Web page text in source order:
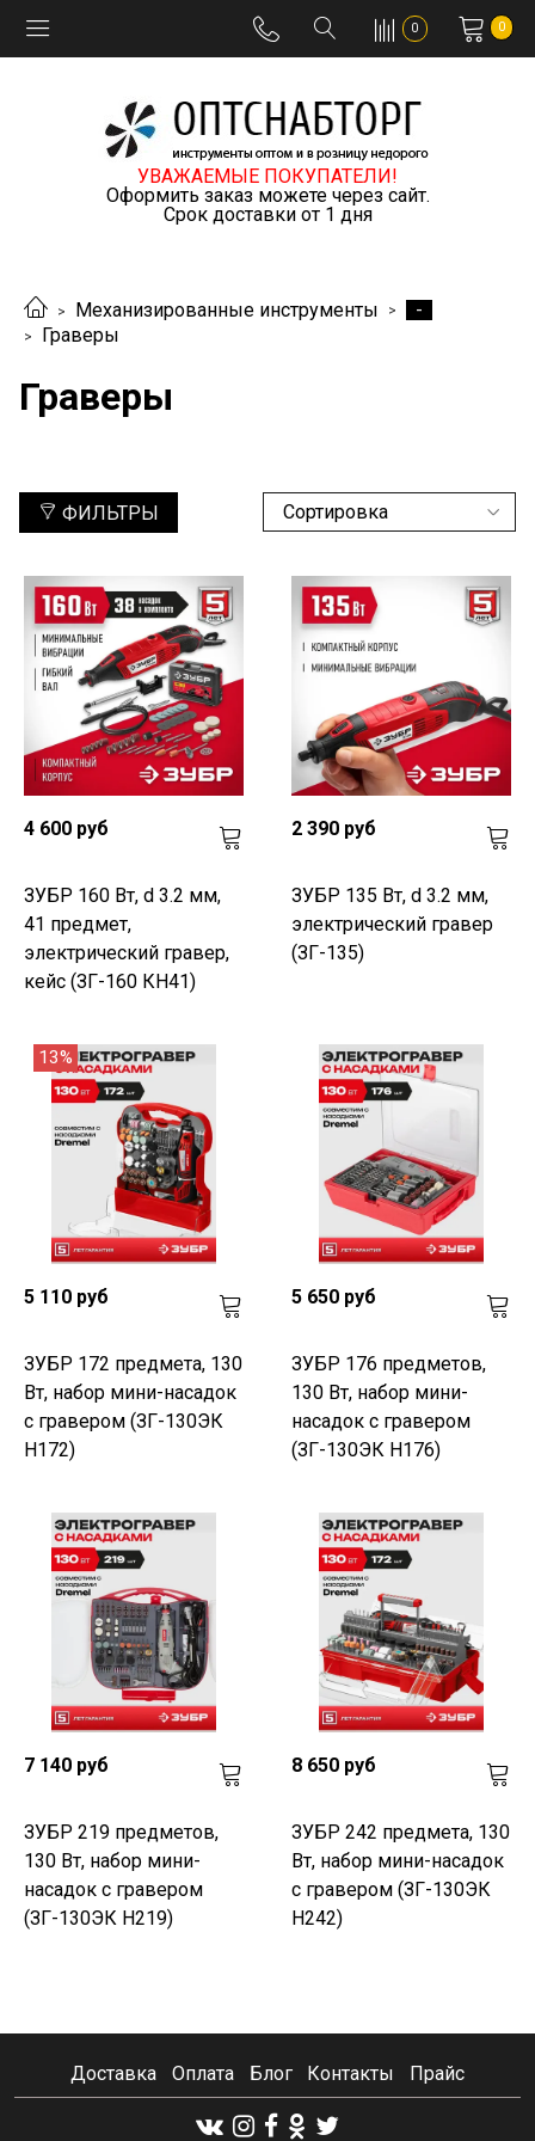
0 0
УВАЖАЕМЫЕ ПОКУПАТЕЛИ!
Оформить заказ можете через сайт.
Срок доставки от 1 дня
Механизированные инструменты
-
Граверы
Граверы
ФИЛЬТРЫ
4 600 руб
ЗУБР 160 Вт, d 3.2 мм,
41 предмет,
электрический гравер,
кейс (ЗГ-160 КН41)
2 390 руб
ЗУБР 135 Вт, d 3.2 мм,
электрический гравер
(ЗГ-135)
13%
5 110 руб
ЗУБР 172 предмета, 130
Вт, набор мини-насадок
с гравером (ЗГ-130ЭК
H172)
5 650 руб
ЗУБР 176 предметов,
130 Вт, набор мини-
насадок с гравером
(ЗГ-130ЭК H176)
7 140 руб
ЗУБР 219 предметов,
130 Вт, набор мини-
насадок с гравером
(ЗГ-130ЭК H219)
8 650 руб
ЗУБР 242 предмета, 130
Вт, набор мини-насадок
с гравером (ЗГ-130ЭК
H242)
Доставка Оплата Блог Контакты Прайс